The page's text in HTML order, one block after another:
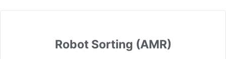
Robot Sorting (AMR)